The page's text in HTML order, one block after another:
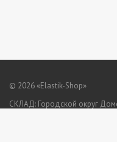
© 2026«Elastik-Shop»
СКЛАД: Городской округ